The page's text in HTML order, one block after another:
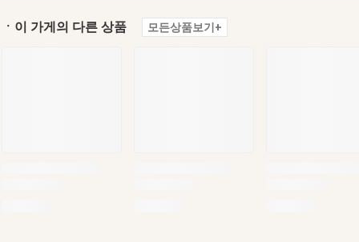
ㆍ이 가게의 다른 상품 모든상품보기+